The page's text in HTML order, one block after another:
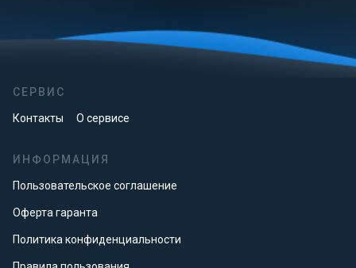
СЕРВИС
Контакты О сервисе
ИНФОРМАЦИЯ
Пользовательское соглашение
Оферта гаранта
Политика конфиденциальности